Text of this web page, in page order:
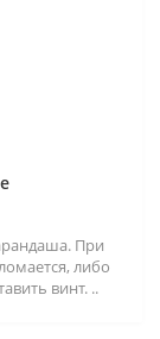
При
либо
винт. ..